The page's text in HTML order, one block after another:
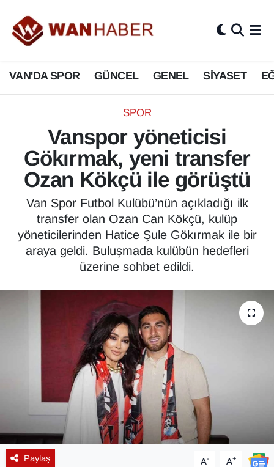
VAN'DA SPOR GÜNCEL GENEL SİYASET
SPOR
Vanspor yöneticisi
Gökırmak, yeni transfer
Ozan Kökçü ile görüştü
Van Spor Futbol Kulübü’nün açıkladığı ilk
transfer olan Ozan Can Kökçü, kulüp
yöneticilerinden Hatice Şule Gökırmak ile bir
araya geldi. Buluşmada kulübün hedefleri
üzerine sohbet edildi.
Paylaş A- A+
3.SAYFA
ASAYİŞ
BİLİM VE TEKNOLOJİ
Biyografi
Bölge Haberleri
ÇEVRE
Deprem
Dernekler, Odalar
EKONOMİ
Eleman
Emlak
Van Nöbetçi Eczaneler
Van Hava Durumu
Van Namaz Vakitleri
Van Trafik Yoğunluk Haritası
Süper Lig Puan Durumu ve Fikstür
Tüm Manşetler
Son Dakika Haberleri
Haber Arşivi